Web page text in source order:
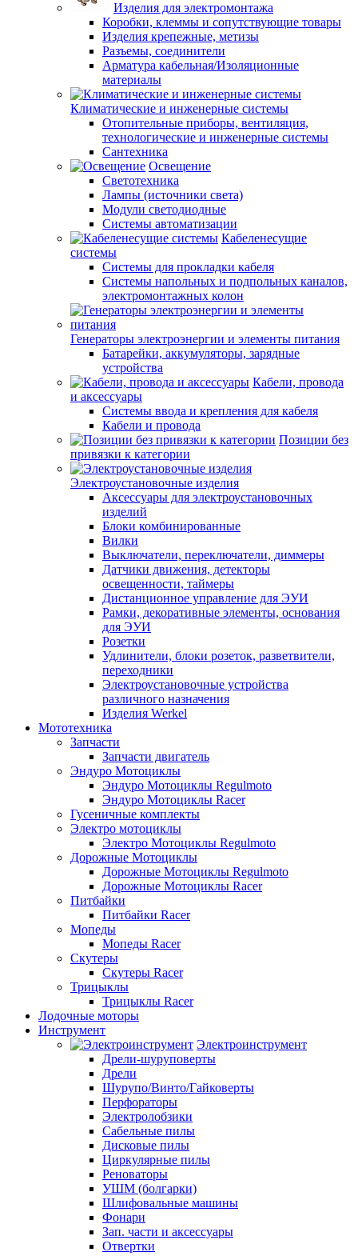
Изделия для электромонтажа
Коробки, клеммы и сопутствующие товары
Изделия крепежные, метизы
Разъемы, соединители
Арматура кабельная/Изоляционные
материалы
Климатические и инженерные системы
Отопительные приборы, вентиляция,
технологические и инженерные системы
Сантехника
Освещение
Светотехника
Лампы (источники света)
Модули светодиодные
Системы автоматизации
Кабеленесущие
системы
Системы для прокладки кабеля
Системы напольных и подпольных каналов,
электромонтажных колон
Генераторы электроэнергии и элементы питания
Батарейки, аккумуляторы, зарядные
устройства
Кабели, провода
и аксессуары
Системы ввода и крепления для кабеля
Кабели и провода
Позиции без
привязки к категории
Электроустановочные изделия
Аксессуары для электроустановочных
изделий
Блоки комбинированные
Вилки
Выключатели, переключатели, диммеры
Датчики движения, детекторы
освещенности, таймеры
Дистанционное управление для ЭУИ
Рамки, декоративные элементы, основания
для ЭУИ
Розетки
Удлинители, блоки розеток, разветвители,
переходники
Электроустановочные устройства
различного назначения
Изделия Werkel
Мототехника
Запчасти
Запчасти двигатель
Эндуро Мотоциклы
Эндуро Мотоциклы Regulmoto
Эндуро Мотоциклы Racer
Гусеничные комплекты
Электро мотоциклы
Электро Мотоциклы Regulmoto
Дорожные Мотоциклы
Дорожные Мотоциклы Regulmoto
Дорожные Мотоциклы Racer
Питбайки
Питбайки Racer
Мопеды
Мопеды Racer
Скутеры
Скутеры Racer
Трицыклы
Трицыклы Racer
Лодочные моторы
Инструмент
Электроинструмент
Дрели-шуруповерты
Дрели
Шурупо/Винто/Гайковерты
Перфораторы
Электролобзики
Сабельные пилы
Дисковые пилы
Циркулярные пилы
Реноваторы
УШМ (болгарки)
Шлифовальные машины
Фонари
Зап. части и аксессуары
Отвертки